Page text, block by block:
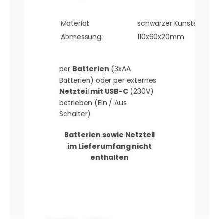
Material:
schwarzer Kunststoff
Abmessung:
110x60x20mm
per Batterien (3xAA
Batterien) oder per externes
Netzteil mit USB-C(230V)
betrieben (Ein / Aus
Schalter)
Batterien sowie Netzteil
im Lieferumfang nicht
enthalten